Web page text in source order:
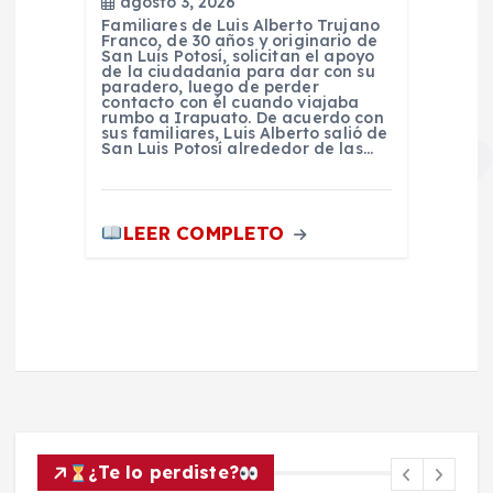
Familiares de Luis Alberto Trujano
Franco, de 30 años y originario de
San Luis Potosí, solicitan el apoyo
de la ciudadanía para dar con su
paradero, luego de perder
contacto con él cuando viajaba
rumbo a Irapuato. De acuerdo con
sus familiares, Luis Alberto salió de
San Luis Potosí alrededor de las…
LEER COMPLETO
¿Te lo perdiste?